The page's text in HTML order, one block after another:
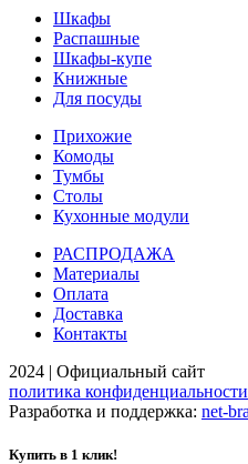
Шкафы
Распашные
Шкафы-купе
Книжные
Для посуды
Прихожие
Комоды
Тумбы
Столы
Кухонные модули
РАСПРОДАЖА
Материалы
Оплата
Доставка
Контакты
2024 | Официальный сайт
политика конфиденциальности
Разработка и поддержка: net-b
Купить в 1 клик!